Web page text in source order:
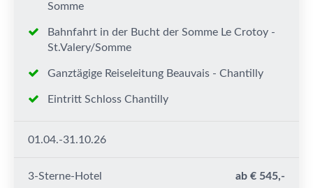
Somme
Bahnfahrt in der Bucht der Somme Le Crotoy -
St.Valery/Somme
Ganztägige Reiseleitung Beauvais - Chantilly
Eintritt Schloss Chantilly
01.04.-31.10.26
3-Sterne-Hotel ab € 545,-